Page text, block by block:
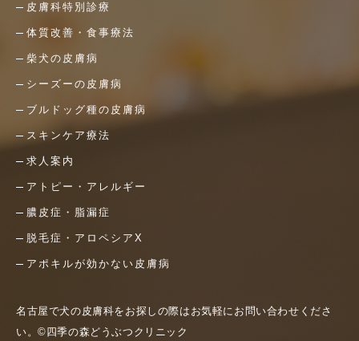
皮膚科特別診療
体質改善・食事療法
柴犬の皮膚病
シーズーの皮膚病
ブルドッグ種の皮膚病
スキンケア療法
求人案内
アトピー・アレルギー
膿皮症・脂漏症
脱毛症・アロペシアX
アポキルが効かない皮膚病
名古屋で犬の皮膚科をお探しの際はお気軽にお問い合わせくださ
い。©四季の森どうぶつクリニック